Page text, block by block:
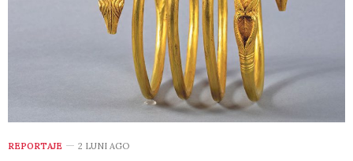
REPORTAJE 2 LUNI AGO